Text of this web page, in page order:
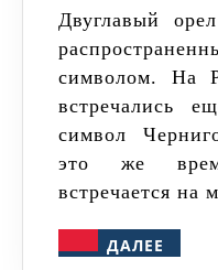
Двуглавый орел является достаточно
символом. На
встречались
символ
это же
встречается на
ДАЛЕЕ